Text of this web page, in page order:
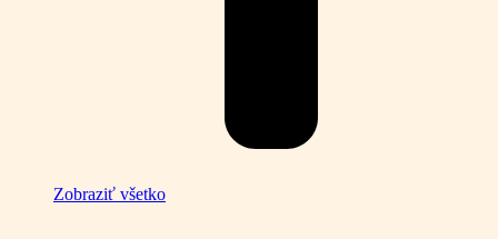
Zobraziť všetko